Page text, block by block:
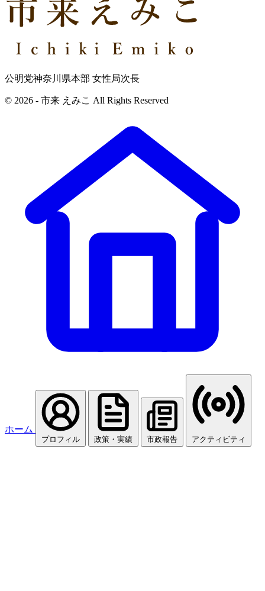
公明党神奈川県本部 女性局次長
© 2026 - 市来 えみこ All Rights Reserved
ホーム
プロフィル 政策・実績 市政報告 アクティビティ